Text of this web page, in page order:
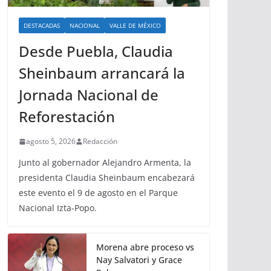
DESTACADAS NACIONAL VALLE DE MÉXICO
Desde Puebla, Claudia
Sheinbaum arrancará la
Jornada Nacional de
Reforestación
agosto 5, 2026 Redacción
Junto al gobernador Alejandro Armenta, la
presidenta Claudia Sheinbaum encabezará
este evento el 9 de agosto en el Parque
Nacional Izta-Popo.
Morena abre proceso vs
Nay Salvatori y Grace